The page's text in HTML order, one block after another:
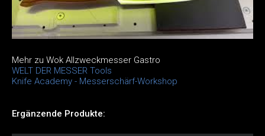
Mehr zu Wok Allzweckmesser Gastro
WELT DER MESSER Tools
Knife Academy - Messerschärf-Workshop
Ergänzende Produkte: